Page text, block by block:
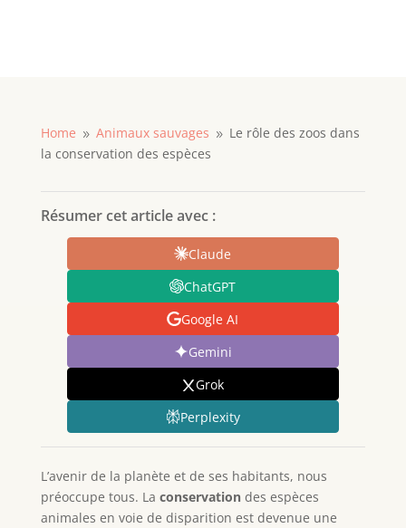
Home 9 Animaux sauvages 9 Le rôle des zoos dans
la conservation des espèces
Résumer cet article avec :
Claude
ChatGPT
Google AI
Gemini
Grok
Perplexity
L’avenir de la planète et de ses habitants, nous
préoccupe tous. La conservation des espèces
animales en voie de disparition est devenue une